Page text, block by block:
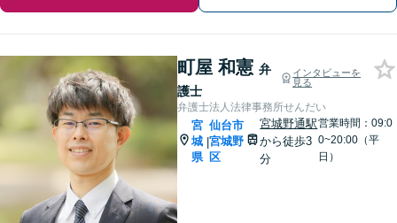
町屋 和憲 弁
護士
インタビューを
見る
弁護士法人法律事務所せんだい
宮
城
県
|
仙台市
宮城野
区
宮城野通駅
から徒歩3
分
営業時間：09:0
0~20:00（平
日）